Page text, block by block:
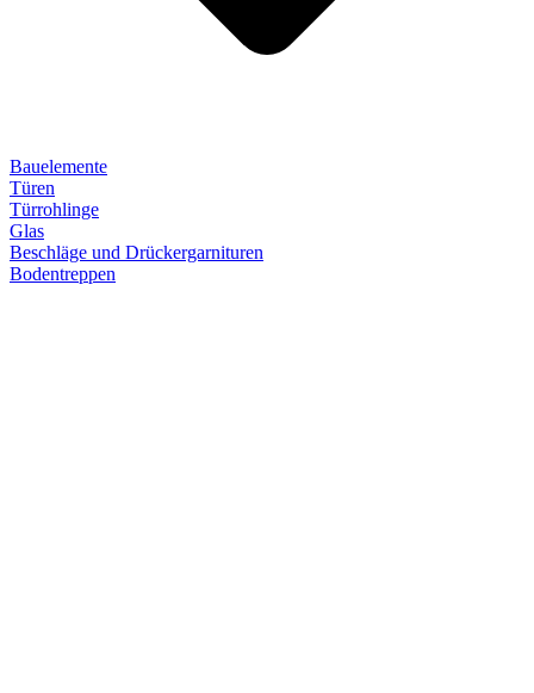
Bauelemente
Türen
Türrohlinge
Glas
Beschläge und Drückergarnituren
Bodentreppen